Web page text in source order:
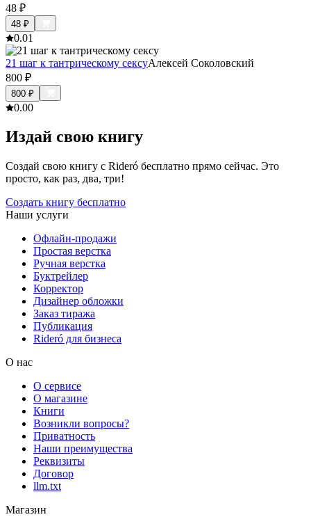
48 ₽
48 ₽
0.01
21 шаг к тантрическому сексуАлексей Соколовский
800 ₽
800 ₽
0.00
Издай свою книгу
Создай свою книгу с Rideró бесплатно прямо сейчас. Это
просто, как раз, два, три!
Создать книгу бесплатно
Наши услуги
Офлайн-продажи
Простая верстка
Ручная верстка
Буктрейлер
Корректор
Дизайнер обложки
Заказ тиража
Публикация
Rideró для бизнеса
О нас
О сервисе
О магазине
Книги
Возникли вопросы?
Приватность
Наши преимущества
Реквизиты
Договор
llm.txt
Магазин